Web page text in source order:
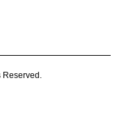
Reserved.